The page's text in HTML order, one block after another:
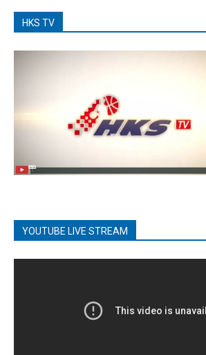
HKS TV
YOUTUBE LIVE STREAM